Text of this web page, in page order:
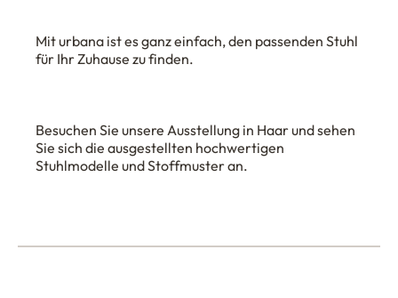
Mit urbana ist es ganz einfach, den passenden Stuhl
für Ihr Zuhause zu finden.
Besuchen Sie unsere Ausstellung in Haar und sehen
Sie sich die ausgestellten hochwertigen
Stuhlmodelle und Stoffmuster an.